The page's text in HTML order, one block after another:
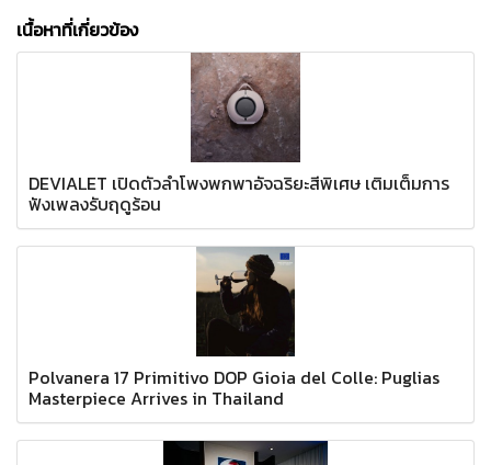
เนื้อหาที่เกี่ยวข้อง
DEVIALET เปิดตัวลำโพงพกพาอัจฉริยะสีพิเศษ เติมเต็มการ
ฟังเพลงรับฤดูร้อน
Polvanera 17 Primitivo DOP Gioia del Colle: Puglias
Masterpiece Arrives in Thailand